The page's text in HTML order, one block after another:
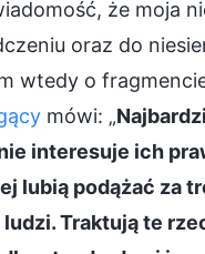
że moja
oraz do
wtedy o
mówi: „
interesuje ich
lubią podążać za
Traktują te